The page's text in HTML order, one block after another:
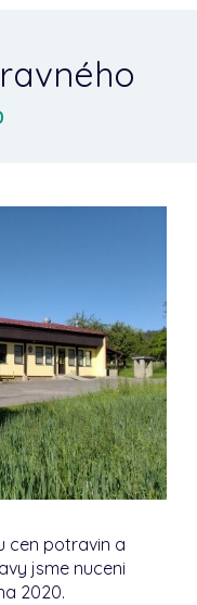
cen potravin a
jsme nuceni
2020.